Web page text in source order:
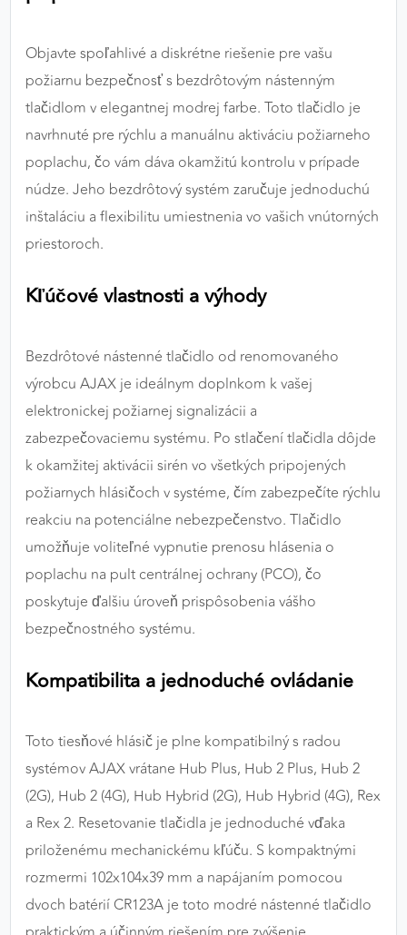
Objavte spoľahlivé a diskrétne riešenie pre vašu
požiarnu bezpečnosť s bezdrôtovým nástenným
tlačidlom v elegantnej modrej farbe. Toto tlačidlo je
navrhnuté pre rýchlu a manuálnu aktiváciu požiarneho
poplachu, čo vám dáva okamžitú kontrolu v prípade
núdze. Jeho bezdrôtový systém zaručuje jednoduchú
inštaláciu a flexibilitu umiestnenia vo vašich vnútorných
priestoroch.
Kľúčové vlastnosti a výhody
Bezdrôtové nástenné tlačidlo od renomovaného
výrobcu AJAX je ideálnym doplnkom k vašej
elektronickej požiarnej signalizácii a
zabezpečovaciemu systému. Po stlačení tlačidla dôjde
k okamžitej aktivácii sirén vo všetkých pripojených
požiarnych hlásičoch v systéme, čím zabezpečíte rýchlu
reakciu na potenciálne nebezpečenstvo. Tlačidlo
umožňuje voliteľné vypnutie prenosu hlásenia o
poplachu na pult centrálnej ochrany (PCO), čo
poskytuje ďalšiu úroveň prispôsobenia vášho
bezpečnostného systému.
Kompatibilita a jednoduché ovládanie
Toto tiesňové hlásič je plne kompatibilný s radou
systémov AJAX vrátane Hub Plus, Hub 2 Plus, Hub 2
(2G), Hub 2 (4G), Hub Hybrid (2G), Hub Hybrid (4G), Rex
a Rex 2. Resetovanie tlačidla je jednoduché vďaka
priloženému mechanickému kľúču. S kompaktnými
rozmermi 102x104x39 mm a napájaním pomocou
dvoch batérií CR123A je toto modré nástenné tlačidlo
Google Analytics
MARKETINGOVÉ COOKIES
Marketingové cookies sa používajú na sledovanie
správania používateľov naprieč webovými
stránkami. Umožňujú nám a našim partnerom
našom webe aj v reklamných sieťach tretích strán.
Poskytovateľ: Google